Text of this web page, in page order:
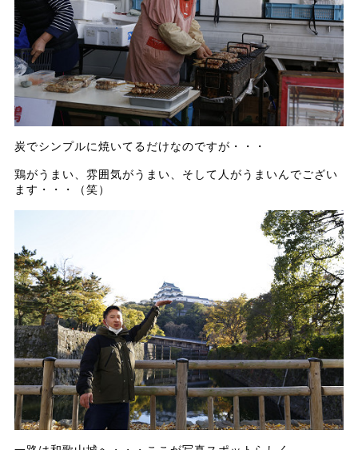
炭でシンプルに焼いてるだけなのですが・・・
鶏がうまい、雰囲気がうまい、そして人がうまいんでござい
ます・・・（笑）